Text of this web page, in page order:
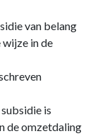
van belang
in de
is
de omzetdaling